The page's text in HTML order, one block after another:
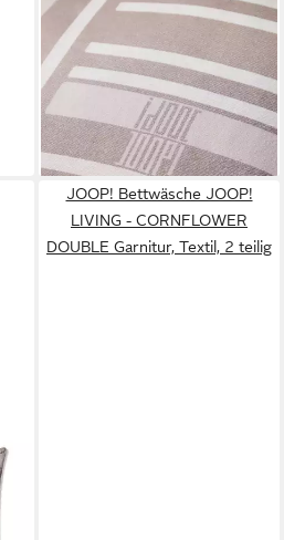
Bettwäsche JOOP! LIVING -
WEAVE Garnitur, Textil, 2
teilig
ab 149,00 €
lieferbar - in 3-4 Werktagen bei dir
JOOP! Bettwäsche JOOP!
LIVING - CORNFLOWER
DOUBLE Garnitur, Textil, 2 teilig